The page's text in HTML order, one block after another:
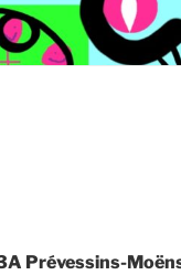
Prévessins-